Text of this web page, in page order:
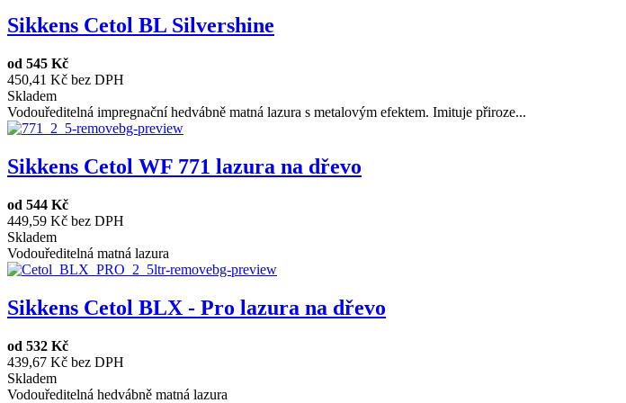
Sikkens Cetol BL Silvershine
od 545 Kč
450,41 Kč bez DPH
Skladem
Vodouředitelná impregnační hedvábně matná lazura s metalovým efektem. Imituje přiroze...
Sikkens Cetol WF 771 lazura na dřevo
od 544 Kč
449,59 Kč bez DPH
Skladem
Vodouředitelná matná lazura
Sikkens Cetol BLX - Pro lazura na dřevo
od 532 Kč
439,67 Kč bez DPH
Skladem
Vodouředitelná hedvábně matná lazura